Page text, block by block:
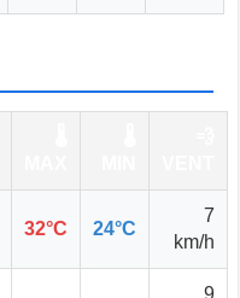
32°C 24°C
7
km/h